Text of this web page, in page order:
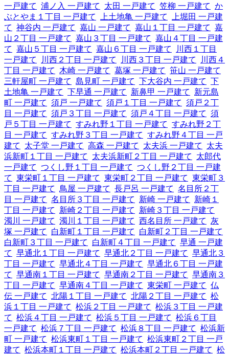
一戸建て 浦ノ入 一戸建て 太田 一戸建て 笠柳 一戸建て か
ぶとやま１丁目 一戸建て
上土地亀 一戸建て
上堀田 一戸建
て 神谷内 一戸建て 嘉山 一戸建て 嘉山１丁目 一戸建て 嘉
山２丁目 一戸建て 嘉山３丁目 一戸建て 嘉山４丁目 一戸建
て 嘉山５丁目 一戸建て 嘉山６丁目 一戸建て
川西１丁目
一戸建て
川西２丁目 一戸建て 川西３丁目 一戸建て
川西４
丁目 一戸建て
木崎 一戸建て 葛塚 一戸建て 笹山 一戸建て
三軒屋町 一戸建て 島見町 一戸建て 下大谷内 一戸建て 下
土地亀 一戸建て 下早通 一戸建て 新鼻甲 一戸建て
新元島
町 一戸建て 須戸 一戸建て 須戸１丁目 一戸建て 須戸２丁
目 一戸建て 須戸３丁目 一戸建て 須戸４丁目 一戸建て 須
戸５丁目 一戸建て すみれ野１丁目 一戸建て すみれ野２丁
目 一戸建て すみれ野３丁目 一戸建て すみれ野４丁目 一戸
建て
太子堂 一戸建て 高森 一戸建て 太夫浜 一戸建て
太夫
浜新町１丁目 一戸建て
太夫浜新町２丁目 一戸建て
太郎代
一戸建て つくし野１丁目 一戸建て つくし野２丁目 一戸建
て 東栄町１丁目 一戸建て 東栄町２丁目 一戸建て 東栄町３
丁目 一戸建て
鳥屋 一戸建て 長戸呂 一戸建て 名目所２丁
目 一戸建て 名目所３丁目 一戸建て 新崎 一戸建て
新崎１
丁目 一戸建て
新崎２丁目 一戸建て
新崎３丁目 一戸建て
濁川 一戸建て 濁川１丁目 一戸建て 西名目所 一戸建て
灰
塚 一戸建て
白新町１丁目 一戸建て
白新町２丁目 一戸建て
白新町３丁目 一戸建て
白新町４丁目 一戸建て 早通 一戸建
て 早通北１丁目 一戸建て 早通北２丁目 一戸建て 早通北３
丁目 一戸建て 早通北４丁目 一戸建て 早通北６丁目 一戸建
て 早通南１丁目 一戸建て 早通南２丁目 一戸建て 早通南３
丁目 一戸建て 早通南４丁目 一戸建て 東栄町 一戸建て 仏
伝 一戸建て 北陽１丁目 一戸建て 北陽２丁目 一戸建て 松
浜１丁目 一戸建て 松浜２丁目 一戸建て 松浜３丁目 一戸建
て 松浜４丁目 一戸建て 松浜５丁目 一戸建て 松浜６丁目
一戸建て 松浜７丁目 一戸建て 松浜８丁目 一戸建て 松浜新
町 一戸建て 松浜東町１丁目 一戸建て 松浜東町２丁目 一戸
建て 松浜本町１丁目 一戸建て 松浜本町２丁目 一戸建て 松